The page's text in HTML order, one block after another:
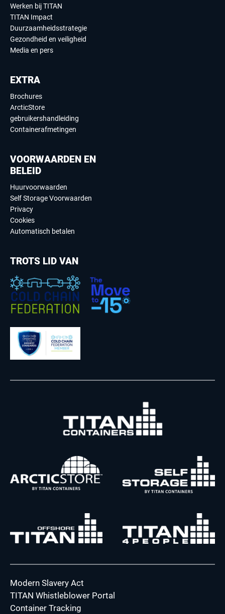
Werken bij TITAN
TITAN Impact
Duurzaamheidsstrategie
Gezondheid en veiligheid
Media en pers
EXTRA
Brochures
ArcticStore
gebruikershandleiding
Containerafmetingen
VOORWAARDEN EN
BELEID
Huurvoorwaarden
Self Storage Voorwaarden
Privacy
Cookies
Automatisch betalen
TROTS LID VAN
Modern Slavery Act
TITAN Whistleblower Portal
Container Tracking